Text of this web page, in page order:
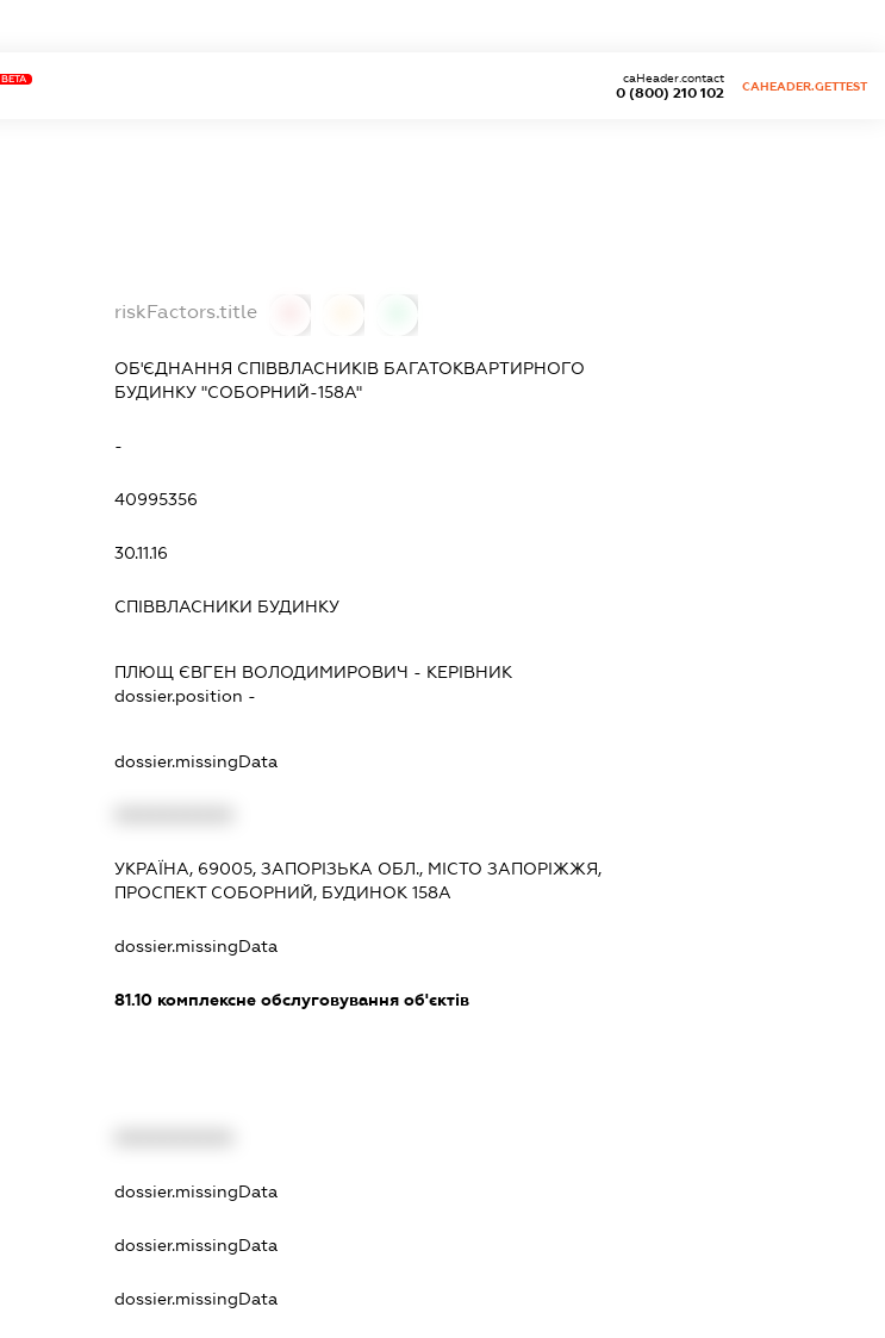
BETA
0 (800) 210 102
caHeader.contact
CAHEADER.GETTEST
riskFactors.title
ОБ'ЄДНАННЯ СПІВВЛАСНИКІВ БАГАТОКВАРТИРНОГО
БУДИНКУ "СОБОРНИЙ-158А"
-
40995356
30.11.16
СПІВВЛАСНИКИ БУДИНКУ
ПЛЮЩ ЄВГЕН ВОЛОДИМИРОВИЧ - КЕРІВНИК
dossier.position -
dossier.missingData
УКРАЇНА, 69005, ЗАПОРІЗЬКА ОБЛ., МІСТО ЗАПОРІЖЖЯ,
ПРОСПЕКТ СОБОРНИЙ, БУДИНОК 158А
dossier.missingData
81.10 комплексне обслуговування об'єктів
dossier.missingData
dossier.missingData
dossier.missingData